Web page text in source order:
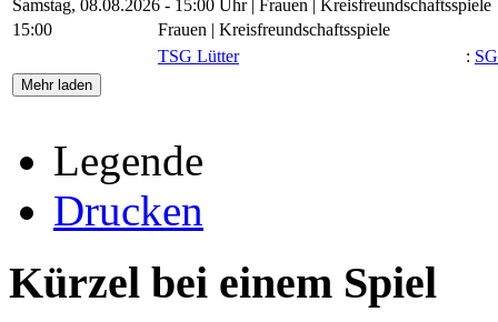
Samstag, 08.08.2026 - 15:00 Uhr | Frauen | Kreisfreundschaftsspiele
15:00
Frauen | Kreisfreundschaftsspiele
TSG Lütter
:
Mehr laden
Legende
Drucken
Kürzel bei einem Spiel